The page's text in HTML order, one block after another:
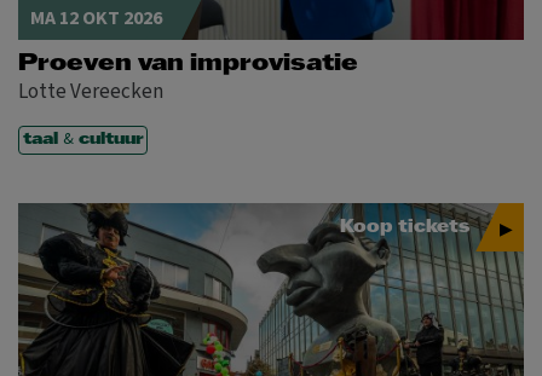
MA 12 OKT 2026
Proeven van improvisatie
Lotte Vereecken
taal &cultuur
Koop tickets